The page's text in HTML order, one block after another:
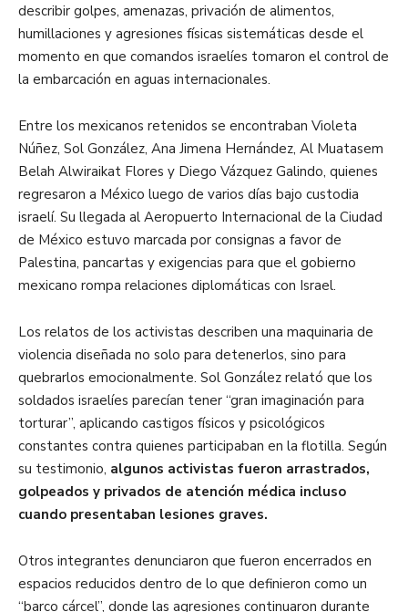
describir golpes, amenazas, privación de alimentos,
humillaciones y agresiones físicas sistemáticas desde el
momento en que comandos israelíes tomaron el control de
la embarcación en aguas internacionales.
Entre los mexicanos retenidos se encontraban Violeta
Núñez, Sol González, Ana Jimena Hernández, Al Muatasem
Belah Alwiraikat Flores y Diego Vázquez Galindo, quienes
regresaron a México luego de varios días bajo custodia
israelí. Su llegada al Aeropuerto Internacional de la Ciudad
de México estuvo marcada por consignas a favor de
Palestina, pancartas y exigencias para que el gobierno
mexicano rompa relaciones diplomáticas con Israel.
Los relatos de los activistas describen una maquinaria de
violencia diseñada no solo para detenerlos, sino para
quebrarlos emocionalmente. Sol González relató que los
soldados israelíes parecían tener “gran imaginación para
torturar”, aplicando castigos físicos y psicológicos
constantes contra quienes participaban en la flotilla. Según
su testimonio, algunos activistas fueron arrastrados,
golpeados y privados de atención médica incluso
cuando presentaban lesiones graves.
Otros integrantes denunciaron que fueron encerrados en
espacios reducidos dentro de lo que definieron como un
“barco cárcel”, donde las agresiones continuaron durante